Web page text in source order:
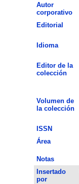
Autor
corporativo
Editorial
Idioma
Editor de la
colección
Volumen de
la colección
ISSN
Área
Notas
Insertado
por